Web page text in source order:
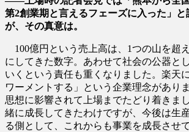
第2創業期と言えるフェーズに入った」と
が、その真意は。
100億円という売上高は、1つの山を超
にしてきた数字。あわせて社会の公器と
いくという責任も重くなりました。楽天
ワーメントする」という企業理念があり
思想に影響されて上場までたどり着きま
緒に成長してきたわけですが、今後は生
る側として、これからも事業を成長させ